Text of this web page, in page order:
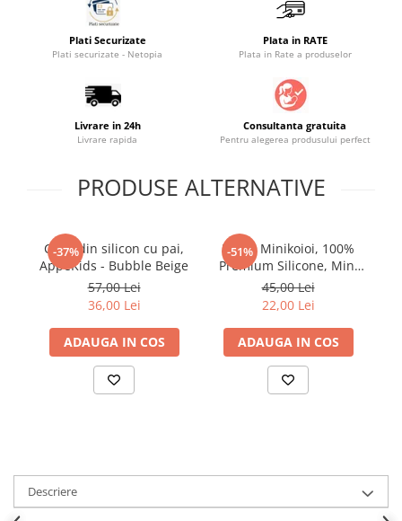
Saltele masa de infasat
Monitorizare video
Piscine cu bile
Saltele patut
Saltele 127x 63 cm
Saltele 140x70 cm
Saltele 160x80 cm
Saltele120x60 cm
Saltelute de activitati
Tablite magetice si accesorii
Plati Securizate
Plati securizate - Netopia
Plata in RATE
Plata in Rate a produselor
Livrare in 24h
Livrare rapida
Consultanta gratuita
Pentru alegerea produsului perfect
PRODUSE ALTERNATIVE
-37%
Cana din silicon cu pai,
AppeKids - Bubble Beige
57,00 Lei
36,00 Lei
ADAUGA IN COS
-51%
Pahar Minikoioi, 100%
Premium Silicone, Mini
Cup – Velvet Rose
45,00 Lei
22,00 Lei
ADAUGA IN COS
Descriere